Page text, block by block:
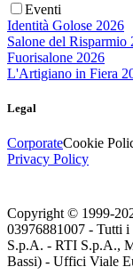
Eventi
Identità Golose 2026
Salone del Risparmio
Fuorisalone 2026
L'Artigiano in Fiera
Legal
CorporateCookie
Privacy Policy
Copyright © 1999-
03976881007 - Tutti
S.p.A. - RTI S.p.A.,
Bassi) - Uffici Viale